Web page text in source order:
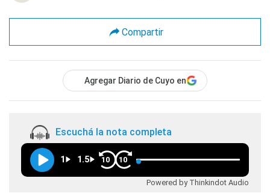
Compartir
Agregar Diario de Cuyo en
Escuchá la nota completa
1 1.5 10 10
Powered by Thinkindot Audio